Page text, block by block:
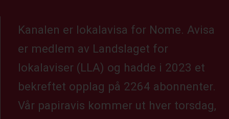
Kanalen er lokalavisa for Nome. Avisa
er medlem av Landslaget for
lokalaviser (LLA) og hadde i 2023 et
bekreftet opplag på 2264 abonnenter.
Vår papiravis kommer ut hver torsdag,